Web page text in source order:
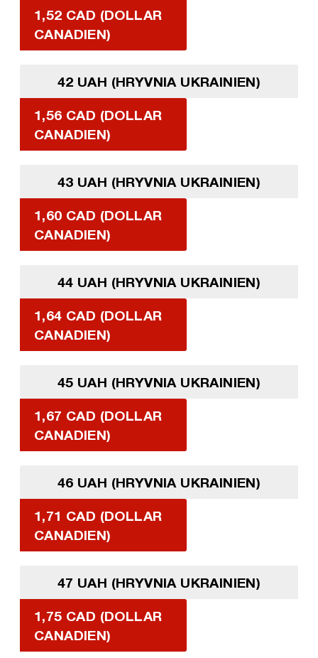
1,52 CAD (DOLLAR
CANADIEN)
42 UAH (HRYVNIA UKRAINIEN)
1,56 CAD (DOLLAR
CANADIEN)
43 UAH (HRYVNIA UKRAINIEN)
1,60 CAD (DOLLAR
CANADIEN)
44 UAH (HRYVNIA UKRAINIEN)
1,64 CAD (DOLLAR
CANADIEN)
45 UAH (HRYVNIA UKRAINIEN)
1,67 CAD (DOLLAR
CANADIEN)
46 UAH (HRYVNIA UKRAINIEN)
1,71 CAD (DOLLAR
CANADIEN)
47 UAH (HRYVNIA UKRAINIEN)
1,75 CAD (DOLLAR
CANADIEN)